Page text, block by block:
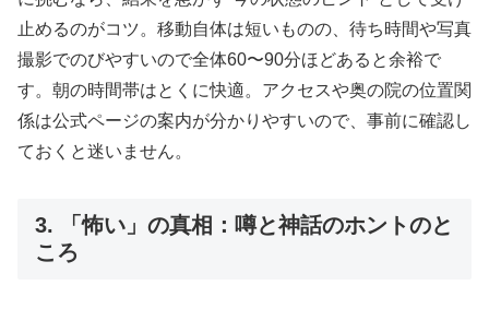
止めるのがコツ。移動自体は短いものの、待ち時間や写真
撮影でのびやすいので全体60〜90分ほどあると余裕で
す。朝の時間帯はとくに快適。アクセスや奥の院の位置関
係は公式ページの案内が分かりやすいので、事前に確認し
ておくと迷いません。
3. 「怖い」の真相：噂と神話のホントのと
ころ